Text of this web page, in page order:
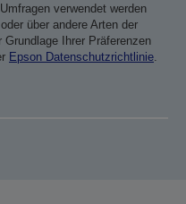
verwendet werden
über andere Arten der
Ihrer Präferenzen
Epson Datenschutzrichtlinie